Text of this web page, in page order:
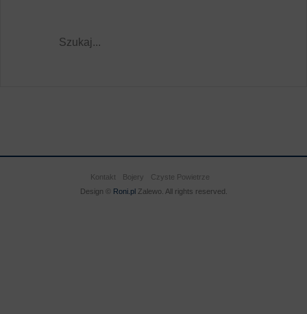
Kontakt Bojery
Czyste Powietrze
Design ©
Roni.pl Zalewo. All rights reserved.